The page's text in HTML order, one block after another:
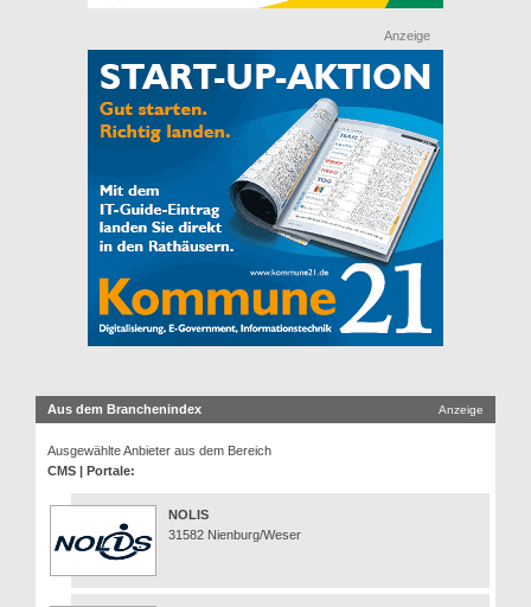
Anzeige
Aus dem Branchenindex Anzeige
Ausgewählte Anbieter aus dem Bereich
CMS | Portale:
NOLIS
31582 Nienburg/Weser